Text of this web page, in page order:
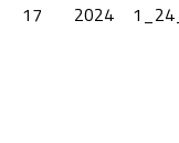
17
2024